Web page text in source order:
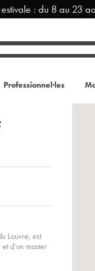
: du 8 au 23
Professionnel·les
Louvre, est
d’un master